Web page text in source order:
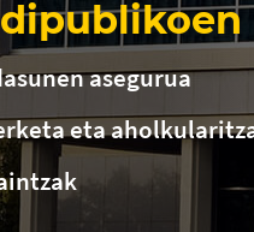
asegurua
eta